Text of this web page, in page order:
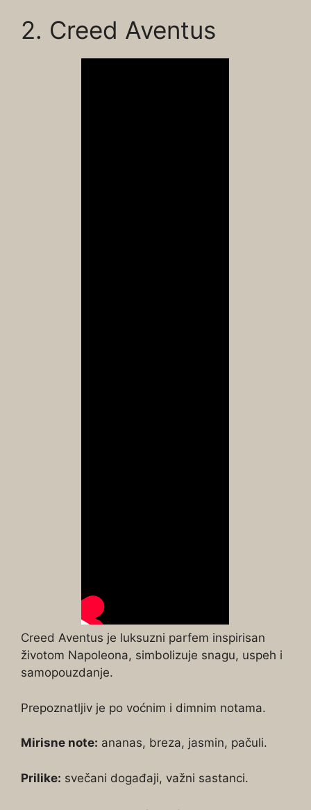
2. Creed Aventus
Creed Aventus je luksuzni parfem inspirisan
životom Napoleona, simbolizuje snagu, uspeh i
samopouzdanje.
Prepoznatljiv je po voćnim i dimnim notama.
Mirisne note: ananas, breza, jasmin, pačuli.
Prilike: svečani događaji, važni sastanci.